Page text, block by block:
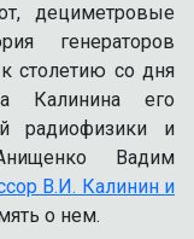
дециметровые
генераторов
столетию со дня
Калинина его
радиофизики и
Вадим
В.И. Калинин и
о нем.